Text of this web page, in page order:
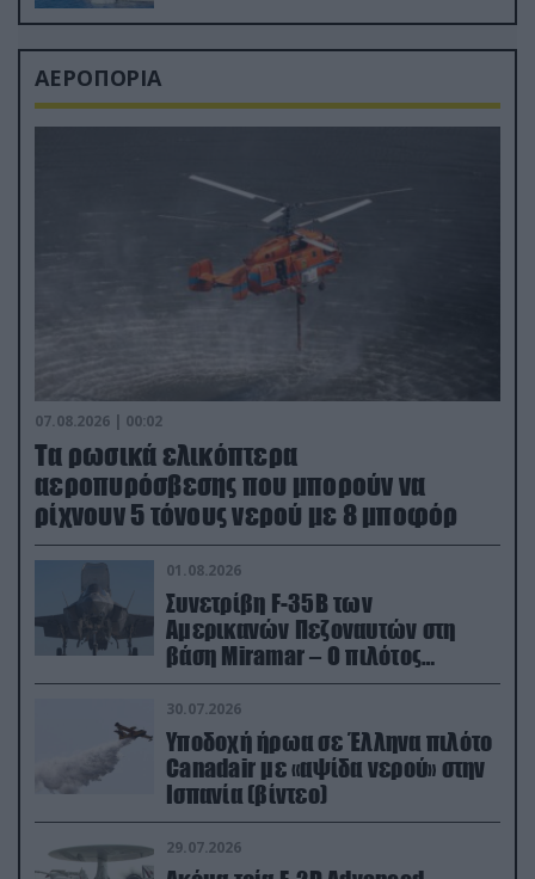
ΑΕΡΟΠΟΡΙΑ
07.08.2026 | 00:02
Τα ρωσικά ελικόπτερα
αεροπυρόσβεσης που μπορούν να
ρίχνουν 5 τόνους νερού με 8 μποφόρ
01.08.2026
Συνετρίβη F-35B των
Αμερικανών Πεζοναυτών στη
βάση Miramar – Ο πιλότος
εκτινάχθηκε εγκαίρως
30.07.2026
Υποδοχή ήρωα σε Έλληνα πιλότο
Canadair με «αψίδα νερού» στην
Ισπανία (βίντεο)
29.07.2026